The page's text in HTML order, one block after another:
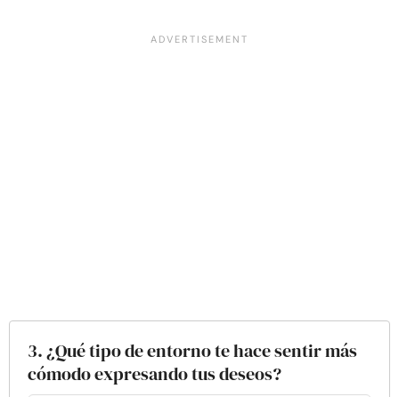
3. ¿Qué tipo de entorno te hace sentir más
cómodo expresando tus deseos?